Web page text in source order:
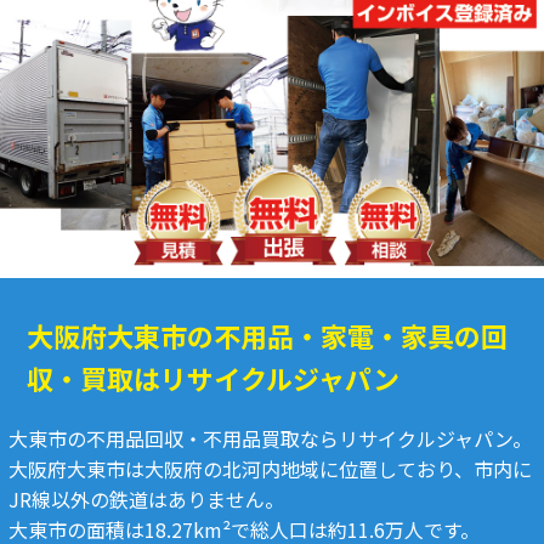
大阪府大東市の不用品・家電・家具の回
収・買取はリサイクルジャパン
大東市の不用品回収・不用品買取ならリサイクルジャパン。
大阪府大東市は大阪府の北河内地域に位置しており、市内に
JR線以外の鉄道はありません。
大東市の面積は18.27km²で総人口は約11.6万人です。